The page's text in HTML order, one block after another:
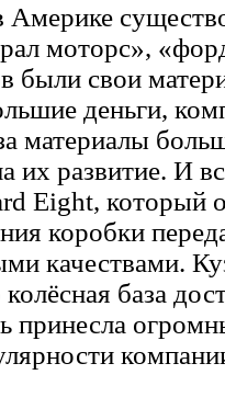
Америке
моторс»,
были свои
деньги,
материалы
их развитие. И
Eight, который
коробки
качествами.
база
принесла